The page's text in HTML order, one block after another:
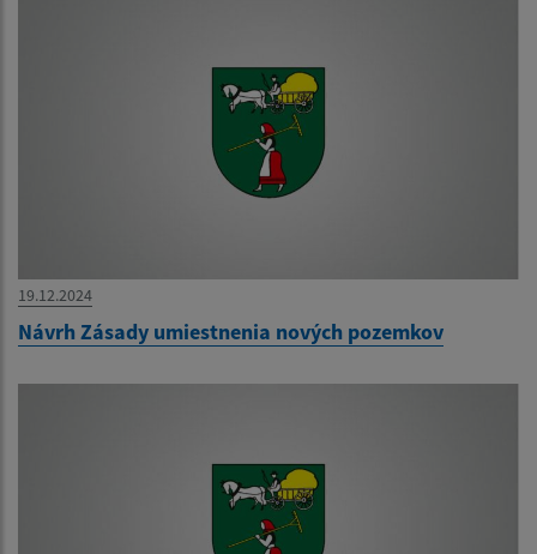
19.12.2024
Návrh Zásady umiestnenia nových pozemkov